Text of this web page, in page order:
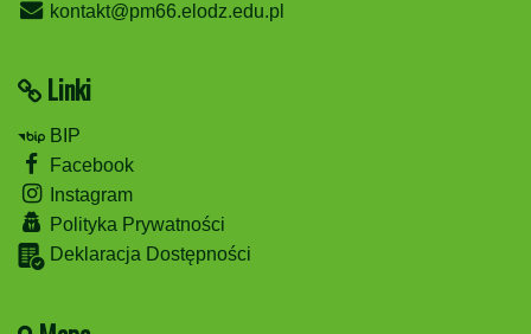
kontakt@pm66.elodz.edu.pl
Linki
BIP
Facebook
Instagram
Polityka Prywatności
Deklaracja Dostępności